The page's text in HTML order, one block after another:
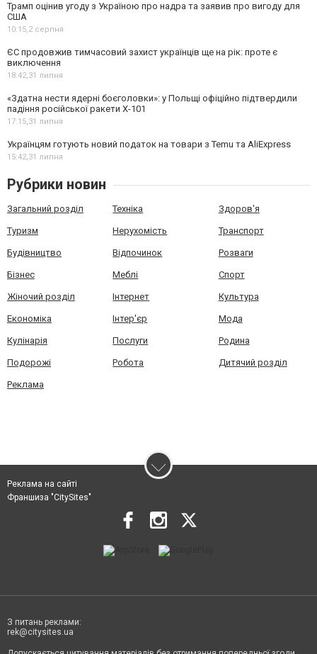
Трамп оцінив угоду з Україною про надра та заявив про вигоду для
США
10:15,2 серпня
ЄС продовжив тимчасовий захист українців ще на рік: проте є
виключення
18:42,31 липня
«Здатна нести ядерні боєголовки»: у Польщі офіційно підтвердили
падіння російської ракети Х-101
17:15,31 липня
Українцям готують новий податок на товари з Temu та AliExpress
15:42,31 липня
Рубрики новин
Загальний розділ Техніка Здоров'я
Туризм Нерухомість Транспорт
Будівництво Відпочинок Розваги
Бізнес Меблі Спорт
Жіночий розділ Інтернет Культура
Економіка Інтер'єр Мода
Кулінарія Послуги Родина
Подорожі Робота Дитячий розділ
Реклама
Реклама на сайті
Франшиза "CitySites"
З питань реклами:
rek@citysites.ua